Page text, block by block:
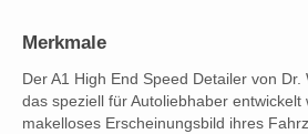
Merkmale
Der A1 High End Speed Detailer von Dr.
das speziell für Autoliebhaber
makelloses Erscheinungsbild ihres